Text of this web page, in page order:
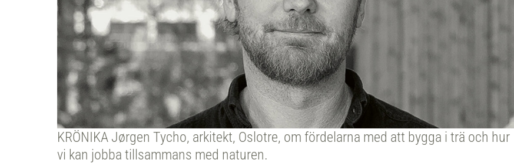
KRÖNIKA Jørgen Tycho, arkitekt, Oslotre, om fördelarna med att bygga i trä och hur
vi kan jobba tillsammans med naturen.